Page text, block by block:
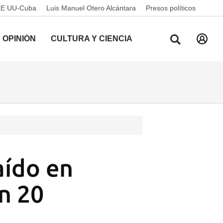
UU-Cuba Luis Manuel Otero Alcántara Presos políticos
OPINIÓN CULTURA Y CIENCIA
en
20